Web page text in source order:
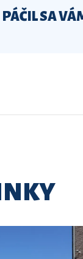
PÁČIL SA